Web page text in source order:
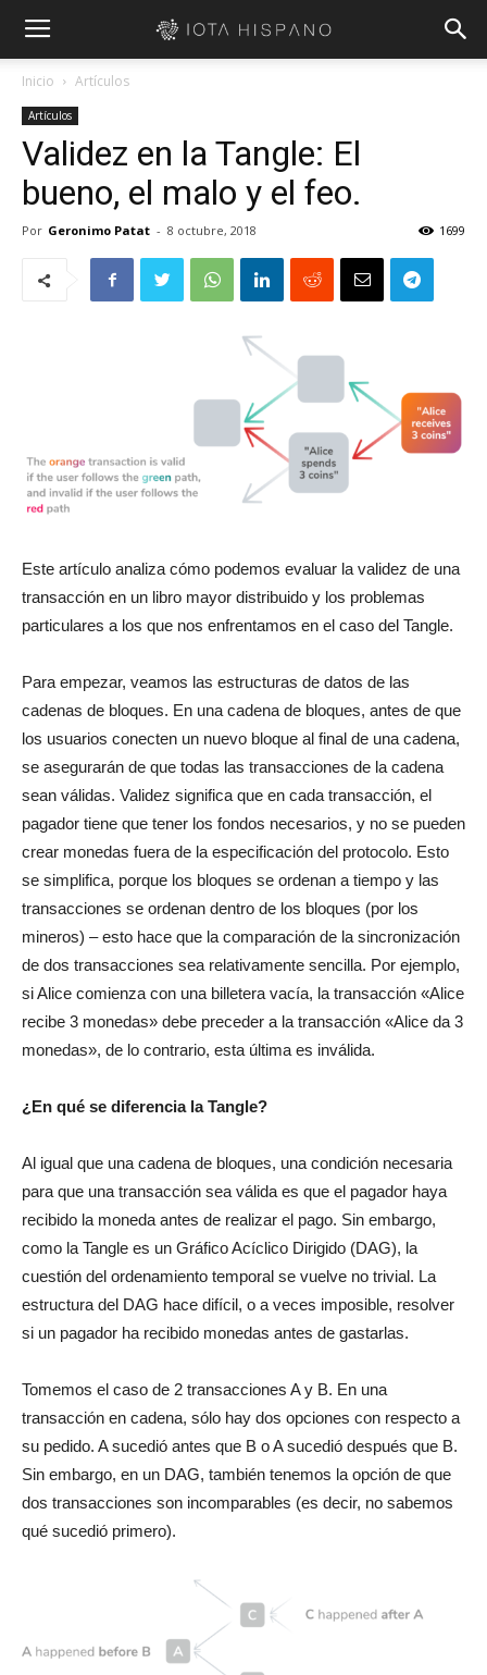
Inicio Artículos
Artículos
Validez en la Tangle: El
bueno, el malo y el feo.
Por Geronimo Patat - 8 octubre, 2018 1699
Este artículo analiza cómo podemos evaluar la validez de una
transacción en un libro mayor distribuido y los problemas
particulares a los que nos enfrentamos en el caso del Tangle.
Para empezar, veamos las estructuras de datos de las
cadenas de bloques. En una cadena de bloques, antes de que
los usuarios conecten un nuevo bloque al final de una cadena,
se asegurarán de que todas las transacciones de la cadena
sean válidas. Validez significa que en cada transacción, el
pagador tiene que tener los fondos necesarios, y no se pueden
crear monedas fuera de la especificación del protocolo. Esto
se simplifica, porque los bloques se ordenan a tiempo y las
transacciones se ordenan dentro de los bloques (por los
mineros) – esto hace que la comparación de la sincronización
de dos transacciones sea relativamente sencilla. Por ejemplo,
si Alice comienza con una billetera vacía, la transacción «Alice
recibe 3 monedas» debe preceder a la transacción «Alice da 3
monedas», de lo contrario, esta última es inválida.
¿En qué se diferencia la Tangle?
Al igual que una cadena de bloques, una condición necesaria
para que una transacción sea válida es que el pagador haya
recibido la moneda antes de realizar el pago. Sin embargo,
como la Tangle es un Gráfico Acíclico Dirigido (DAG), la
cuestión del ordenamiento temporal se vuelve no trivial. La
estructura del DAG hace difícil, o a veces imposible, resolver
si un pagador ha recibido monedas antes de gastarlas.
Tomemos el caso de 2 transacciones A y B. En una
transacción en cadena, sólo hay dos opciones con respecto a
su pedido. A sucedió antes que B o A sucedió después que B.
Sin embargo, en un DAG, también tenemos la opción de que
dos transacciones son incomparables (es decir, no sabemos
qué sucedió primero).